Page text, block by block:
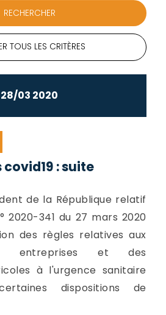
TOUS LES CRITÈRES
28/03 2020
: suite
de la République relatif
2020-341 du 27 mars 2020
des règles relatives aux
entreprises et des
à l'urgence sanitaire
dispositions de